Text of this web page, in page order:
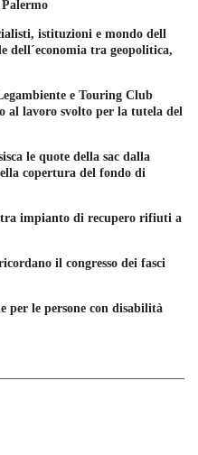
istituzioni e mondo dell
dell´economia tra geopolitica,
e Touring Club
al lavoro svolto per la tutela del
le quote della sac dalla
copertura del fondo di
impianto di recupero rifiuti a
il congresso dei fasci
per le persone con disabilità